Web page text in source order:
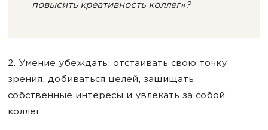
повысить креативность коллег»?
2. Умение убеждать: отстаивать свою точку
зрения, добиваться целей, защищать
собственные интересы и увлекать за собой
коллег.